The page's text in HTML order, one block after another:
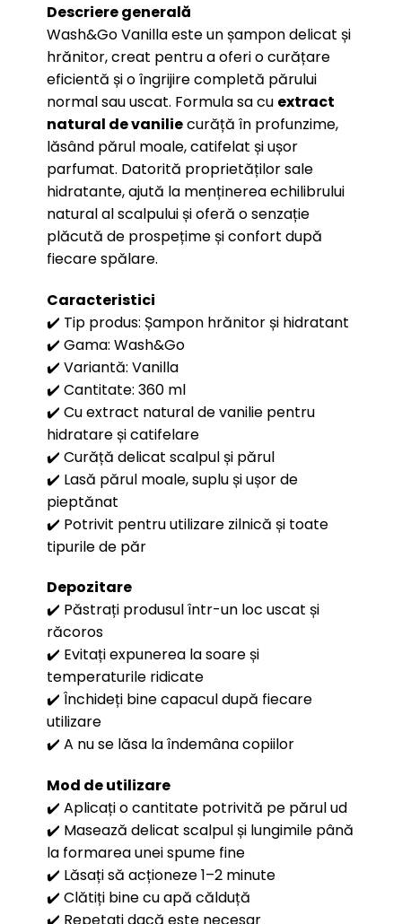
Descriere generală
Wash&Go Vanilla este un șampon delicat și
hrănitor, creat pentru a oferi o curățare
eficientă și o îngrijire completă părului
normal sau uscat. Formula sa cu extract
natural de vaniliecurăță în profunzime,
lăsând părul moale, catifelat și ușor
parfumat. Datorită proprietăților sale
hidratante, ajută la menținerea echilibrului
natural al scalpului și oferă o senzație
plăcută de prospețime și confort după
fiecare spălare.
Caracteristici
✔️ Tip produs: Șampon hrănitor și hidratant
✔️ Gama: Wash&Go
✔️ Variantă: Vanilla
✔️ Cantitate: 360 ml
✔️ Cu extract natural de vanilie pentru
hidratare și catifelare
✔️ Curăță delicat scalpul și părul
✔️ Lasă părul moale, suplu și ușor de
pieptănat
✔️ Potrivit pentru utilizare zilnică și toate
tipurile de păr
Depozitare
✔️ Păstrați produsul într-un loc uscat și
răcoros
✔️ Evitați expunerea la soare și
temperaturile ridicate
✔️ Închideți bine capacul după fiecare
utilizare
✔️ A nu se lăsa la îndemâna copiilor
Mod de utilizare
✔️ Aplicați o cantitate potrivită pe părul ud
✔️ Masează delicat scalpul și lungimile până
la formarea unei spume fine
✔️ Lăsați să acționeze 1–2 minute
✔️ Clătiți bine cu apă călduță